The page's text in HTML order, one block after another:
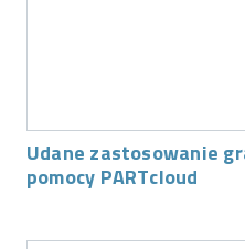
Udane zastosowanie
pomocy PARTcloud